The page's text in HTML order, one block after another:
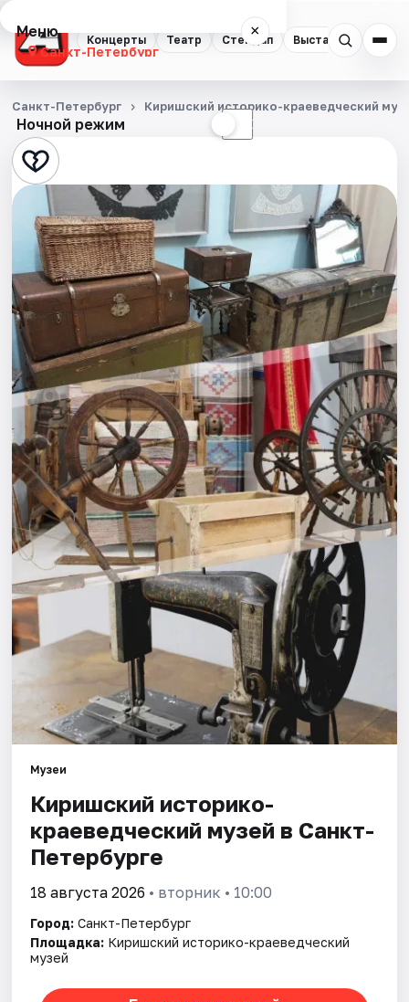
Концерты Театр Стендап Выставки
Меню ×
Санкт-Петербург
Концерты
Театр
Стендап
Выставки
Квесты
Экскурсии
Спорт
События
Города
Площадки
Артисты
Рейтинги
Ночной режим ☾
Санкт-Петербург Киришский историко-краеведческий
Музеи
Киришский историко-
краеведческий музей в Санкт-
Петербурге
18 августа 2026 • вторник • 10:00
Город: Санкт-Петербург
Площадка: Киришский историко-краеведческий
музей